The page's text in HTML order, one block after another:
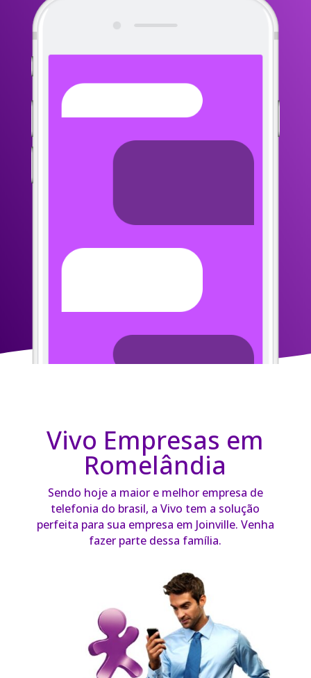
Vivo Empresas em
Romelândia
Sendo hoje a maior e melhor empresa de
telefonia do brasil, a Vivo tem a solução
perfeita para sua empresa em Joinville. Venha
fazer parte dessa família.